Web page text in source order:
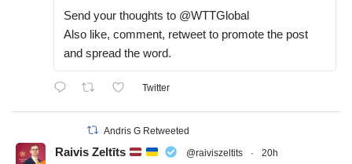
Send your thoughts to @WTTGlobal
Also like, comment, retweet to promote the post
and spread the word.
Twitter
Andris G Retweeted
Raivis Zeltīts @raiviszeltits · 20h